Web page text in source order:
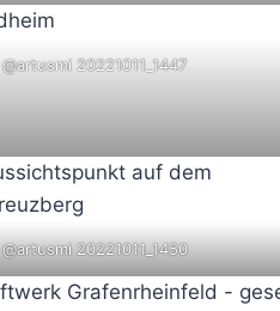
@artusmi 20221011_1447
@artusmi 20221011_1450